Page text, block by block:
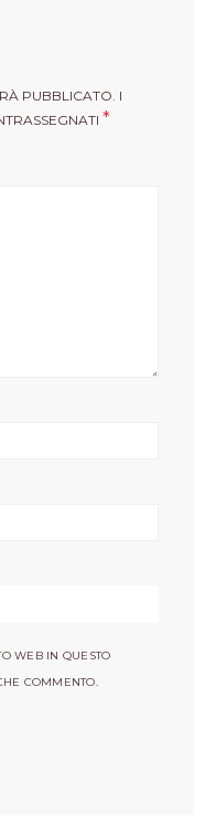
PUBBLICATO. I
*
WEB IN QUESTO
COMMENTO.